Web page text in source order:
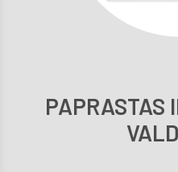
PAPRASTAS